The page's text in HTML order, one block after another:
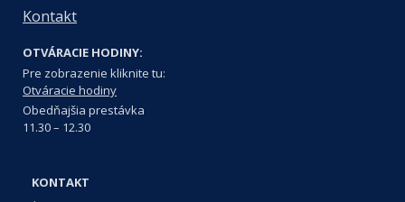
Kontakt
OTVÁRACIE HODINY:
Pre zobrazenie kliknite tu:
Otváracie hodiny
Obedňajšia prestávka
11.30 – 12.30
KONTAKT